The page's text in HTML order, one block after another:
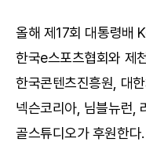
올해 제17회 대통령배
한국e스포츠협회와 제
한국콘텐츠진흥원, 대
넥슨코리아, 님블뉴런,
골스튜디오가 후원한다.